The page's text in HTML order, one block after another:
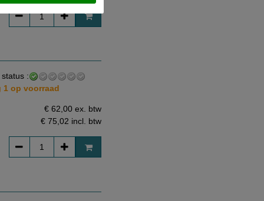
:
1 op voorraad
€ 62,00 ex. btw
€ 75,02 incl. btw